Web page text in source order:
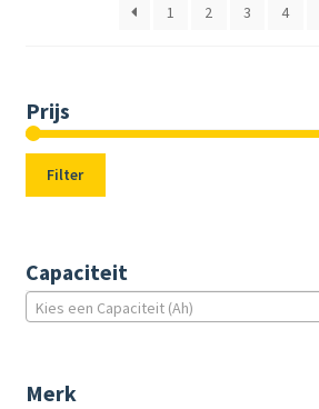
1 2 3 4
Prijs
Filter
Capaciteit
Kies een Capaciteit (Ah)
Merk